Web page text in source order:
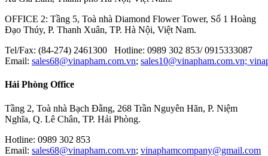
OFFICE 2: Tầng 5, Toà nhà Diamond Flower Tower, Số 1 Hoàng
Đạo Thúy, P. Thanh Xuân, TP. Hà Nội, Việt Nam.
Tel/Fax: (84-274) 2461300 Hotline: 0989 302 853/ 0915333087
Email: sales68@vinapham.com.vn; sales10@vinapham.com.vn;
Hải Phòng Office
Tầng 2, Toà nhà Bạch Đằng, 268 Trần Nguyên Hãn, P. Niệm
Nghĩa, Q. Lê Chân, TP. Hải Phòng.
Hotline: 0989 302 853
Email: sales68@vinapham.com.vn; vinaphamcompany@gmail.com